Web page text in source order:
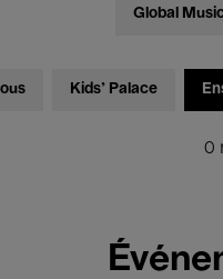
Global
Kids’ Palace
0